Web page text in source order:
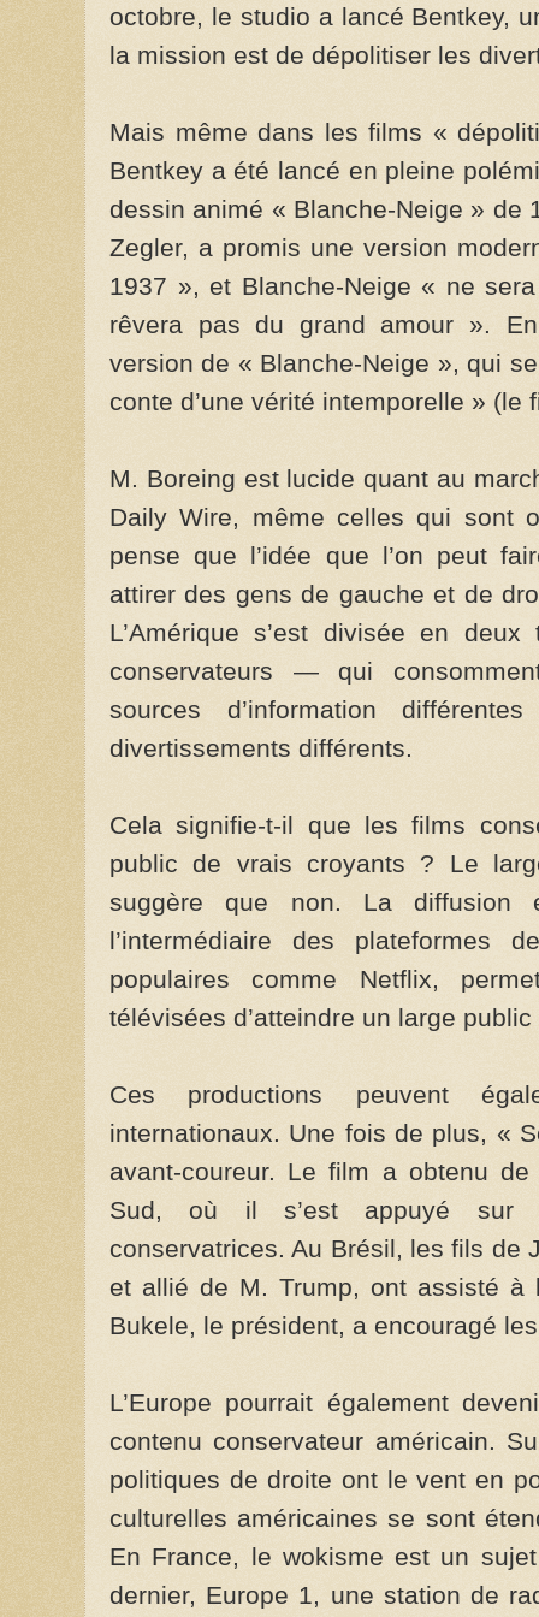
octobre, le studio a lancé Bentkey,
la mission est de dépolitiser les
Mais même dans les films «
Bentkey a été lancé en pleine
dessin animé « Blanche-Neige » de
Zegler, a promis une version
1937 », et Blanche-Neige « ne
rêvera pas du grand amour ».
version de « Blanche-Neige », qui
conte d’une vérité intemporelle » (le
M. Boreing est lucide quant au
Daily Wire, même celles qui sont
pense que l’idée que l’on peut
attirer des gens de gauche et de
L’Amérique s’est divisée en
conservateurs — qui
sources d’information
divertissements différents.
Cela signifie-t-il que les films
public de vrais croyants ? Le
suggère que non. La
l’intermédiaire des plateformes
populaires comme Netflix,
télévisées d’atteindre un large
Ces productions peuvent
internationaux. Une fois de plus, «
avant-coureur. Le film a obtenu
Sud, où il s’est appuyé sur
conservatrices. Au Brésil, les fils de
et allié de M. Trump, ont assisté à
Bukele, le président, a encouragé
L’Europe pourrait également
contenu conservateur américain.
politiques de droite ont le vent en
culturelles américaines se sont
En France, le wokisme est un
dernier, Europe 1, une station de